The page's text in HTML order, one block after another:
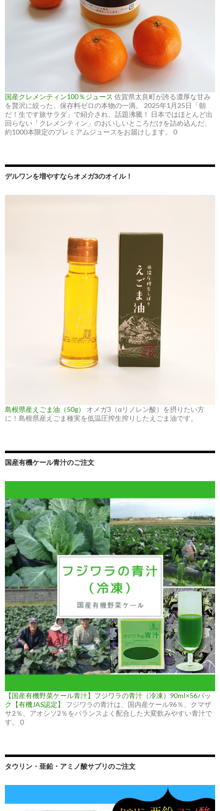
国産クレメンティン100％ジュース 佐賀県太良町が誇る濃厚な甘み
を贅沢に絞った、保存料ゼロの本物の一滴。 2025年1月25日「朝
だ！生です旅サラダ」で紹介され、話題沸騰！ 日本ではほとんど出
回らない「クレメンティン」のおいしいところだけを詰め込んだ、
約1000本限定のプレミアムジュースをお届けします。 0
デルワンを増やすならオメガ3のオイル！
島根県産えごま油（50g）
オメガ3（αリノレン酸）を摂りたい方
に！島根県産えごま種実を低温圧搾生搾りしたえごま油です。
国産有機ケール青汁のご注文
【国産有機野菜ケール青汁】フジワラの青汁（冷凍）90ml×56パッ
ク【有機JAS認定】
フジワラの青汁は、国内産ケール96％、クマザ
サ2％、アオシソ2％をバランスよく配合した大変飲みやすい青汁で
す。 0
タウリン・亜鉛・アミノ酸サプリのご注文